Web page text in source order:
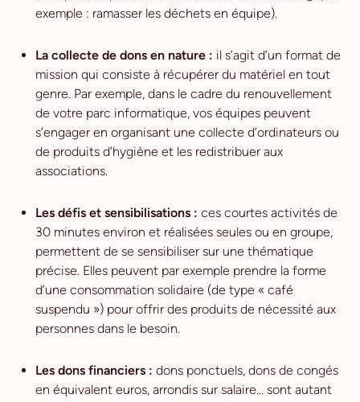
exemple : ramasser les déchets en équipe).
La collecte de dons en nature : il s’agit d’un format de
mission qui consiste à récupérer du matériel en tout
genre. Par exemple, dans le cadre du renouvellement
de votre parc informatique, vos équipes peuvent
s’engager en organisant une collecte d’ordinateurs ou
de produits d’hygiène et les redistribuer aux
associations.
Les défis et sensibilisations : ces courtes activités de
30 minutes environ et réalisées seules ou en groupe,
permettent de se sensibiliser sur une thématique
précise. Elles peuvent par exemple prendre la forme
d’une consommation solidaire (de type « café
suspendu ») pour offrir des produits de nécessité aux
personnes dans le besoin.
Les dons financiers : dons ponctuels, dons de congés
en équivalent euros, arrondis sur salaire… sont autant